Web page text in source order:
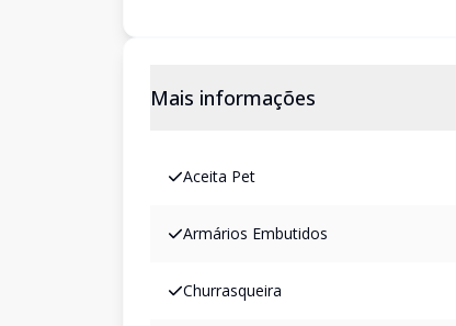
Mais informações
Aceita Pet
Armários Embutidos
Churrasqueira